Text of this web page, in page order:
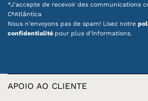
*J'accepte de recevoir des communications
CªAtlântica
Nous n'envoyons pas de spam! Lisez notre
confidentialité pour plus d'informations.
APOIO AO CLIENTE